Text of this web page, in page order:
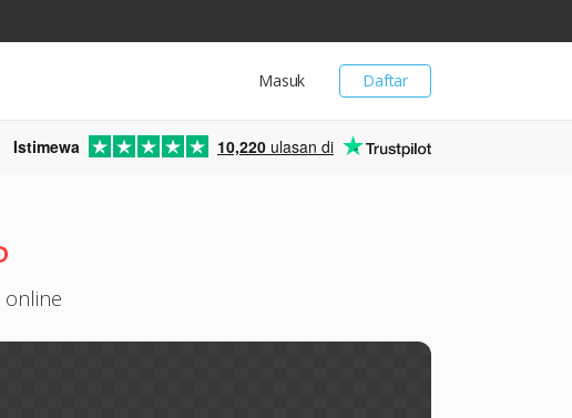
Daftar
Masuk
Istimewa 10,220 ulasan di
online